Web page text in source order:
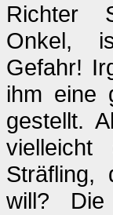
Richter
Onkel,
Gefahr!
ihm eine
gestellt.
vielleicht
Sträfling,
will? Die